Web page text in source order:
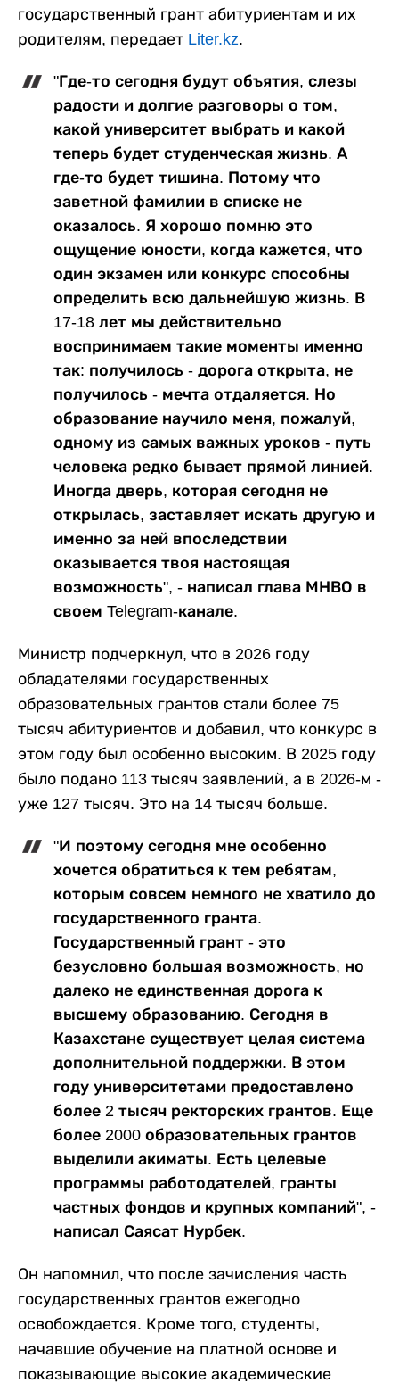
государственный грант абитуриентам и их
родителям, передает Liter.kz.
"Где-то сегодня будут объятия, слезы
радости и долгие разговоры о том,
какой университет выбрать и какой
теперь будет студенческая жизнь. А
где-то будет тишина. Потому что
заветной фамилии в списке не
оказалось. Я хорошо помню это
ощущение юности, когда кажется, что
один экзамен или конкурс способны
определить всю дальнейшую жизнь. В
17-18 лет мы действительно
воспринимаем такие моменты именно
так: получилось - дорога открыта, не
получилось - мечта отдаляется. Но
образование научило меня, пожалуй,
одному из самых важных уроков - путь
человека редко бывает прямой линией.
Иногда дверь, которая сегодня не
открылась, заставляет искать другую и
именно за ней впоследствии
оказывается твоя настоящая
возможность", - написал глава МНВО в
своем Telegram-канале.
Министр подчеркнул, что в 2026 году
обладателями государственных
образовательных грантов стали более 75
тысяч абитуриентов и добавил, что конкурс в
этом году был особенно высоким. В 2025 году
было подано 113 тысяч заявлений, а в 2026-м -
уже 127 тысяч. Это на 14 тысяч больше.
"И поэтому сегодня мне особенно
хочется обратиться к тем ребятам,
которым совсем немного не хватило до
государственного гранта.
Государственный грант - это
безусловно большая возможность, но
далеко не единственная дорога к
высшему образованию. Сегодня в
Казахстане существует целая система
дополнительной поддержки. В этом
году университетами предоставлено
более 2 тысяч ректорских грантов. Еще
более 2000 образовательных грантов
выделили акиматы. Есть целевые
программы работодателей, гранты
частных фондов и крупных компаний", -
написал Саясат Нурбек.
Он напомнил, что после зачисления часть
государственных грантов ежегодно
освобождается. Кроме того, студенты,
начавшие обучение на платной основе и
показывающие высокие академические